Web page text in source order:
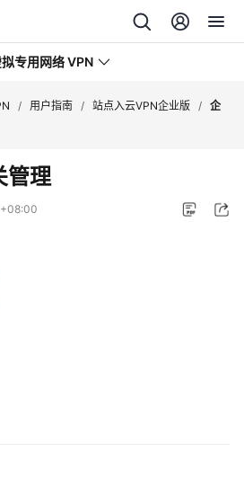
拟专用网络 VPN
/ 用户指南 / 站点入云VPN企业版 / 企
管理